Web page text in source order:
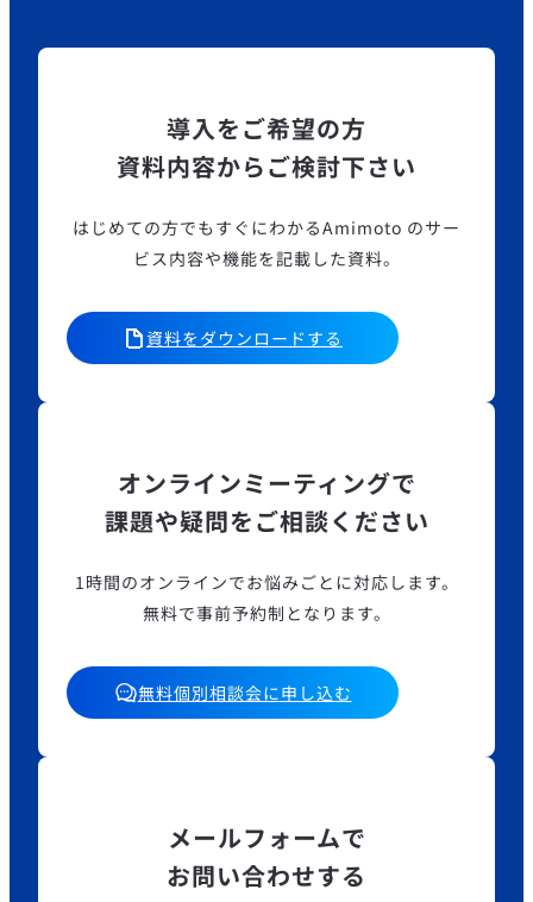
導入をご希望の方
資料内容からご検討下さい
はじめての方でもすぐにわかるAmimoto のサー
ビス内容や機能を記載した資料。
資料をダウンロードする
オンラインミーティングで
課題や疑問をご相談ください
1時間のオンラインでお悩みごとに対応します。
無料で事前予約制となります。
無料個別相談会に申し込む
メールフォームで
お問い合わせする